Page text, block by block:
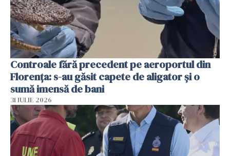
Controale fără precedent pe aeroportul din
Florența: s-au găsit capete de aligator și o
sumă imensă de bani
31 IULIE 2026